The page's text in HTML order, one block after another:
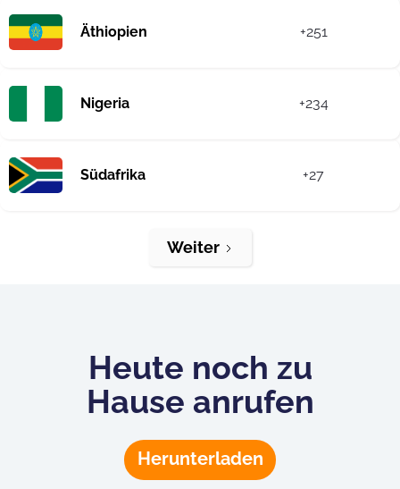
Äthiopien +251
Nigeria +234
Südafrika +27
Weiter
Heute noch zu
Hause anrufen
Herunterladen